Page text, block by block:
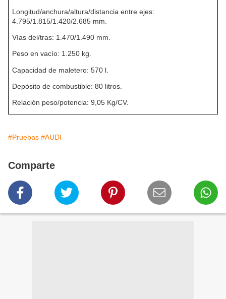
Longitud/anchura/altura/distancia entre ejes:
4.795/1.815/1.420/2.685 mm.
Vías del/tras: 1.470/1.490 mm.
Peso en vacío: 1.250 kg.
Capacidad de maletero: 570 l.
Depósito de combustible: 80 litros.
Relación peso/potencia: 9,05 Kg/CV.
#Pruebas #AUDI
Comparte